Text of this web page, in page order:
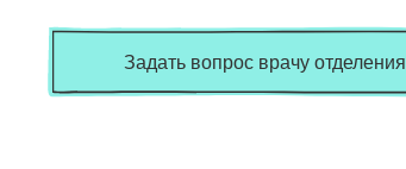
Задать вопрос врачу отделения